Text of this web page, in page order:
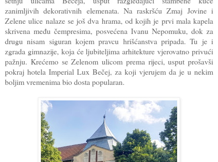
zanimljivih dekorativnih elemenata. Na raskršću Zmaj Jovine i
Zelene ulice nalaze se još dva hrama, od kojih je prvi mala kapela
skrivena među čempresima, posvećena Ivanu Nepomuku, dok za
drugu nisam siguran kojem pravcu hrišćanstva pripada. Tu je i
zgrada gimnazije, koja će ljubiteljima arhitekture vjerovatno privući
pažnju. Krećemo se Zelenom ulicom prema rijeci, usput prošavši
pokraj hotela Imperial Lux Bečej, za koji vjerujem da je u nekim
boljim vremenima bio dosta popularan.